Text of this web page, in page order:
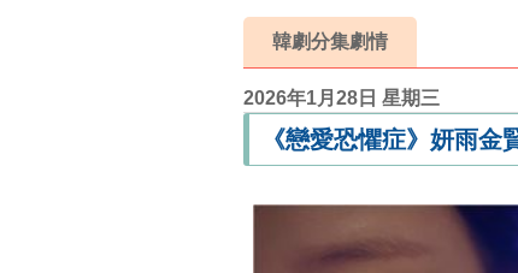
韓劇分集劇情
2026年1月28日 星期三
《戀愛恐懼症》妍雨